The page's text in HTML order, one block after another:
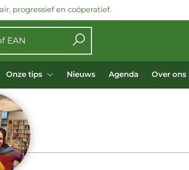
progressief en coöperatief.
Onze tips Nieuws Agenda Over ons